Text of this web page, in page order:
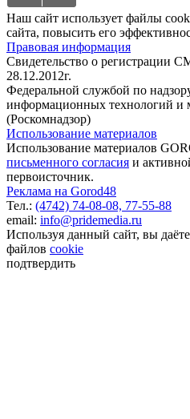
Наш сайт использует файлы
сайта, повысить его
Правовая информация
Свидетельство о
28.12.2012г.
Федеральной службой по
информационных технологий и
(Роскомнадзор)
Использование материалов
Использование материалов
письменного согласия и
первоисточник.
Реклама на Gorod48
Тел.: (4742) 74-08-08, 77-55-88
email: info@pridemedia.ru
Используя данный сайт, вы
файлов cookie
подтвердить